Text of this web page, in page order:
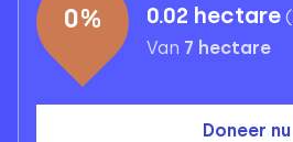
0% 0.02 hectare (
Van 7 hectare
Doneer nu